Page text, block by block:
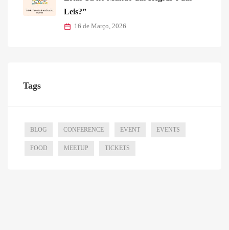
Leis?”
16 de Março, 2026
Tags
BLOG CONFERENCE EVENT EVENTS
FOOD MEETUP TICKETS